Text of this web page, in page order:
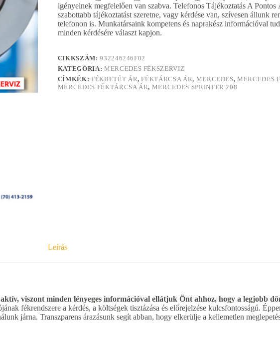
igényeinek megfelelően van szabva. Telefonos Tájékoztatás A
szabottabb tájékoztatást szeretne, vagy kérdése van, szívesen állunk
telefonon is. Munkatársaink kompetens és naprakész információval
minden kérdésére választ kapjon.
CIKKSZÁM:932246246F02
KATEGÓRIA: MERCEDES FÉKSZERVIZ
CÍMKÉK: FÉKBETÉT ÁR,FÉKTÁRCSA ÁR, MERCEDES,MERCEDES
MERCEDES FÉKTÁRCSA ÁR, MERCEDES SPRINTER 208
Leírás
viszont minden lényeges információval ellátjuk Önt ahhoz, hogy a legjobb
fékrendszere a kérdés, a költségek tisztázása és előrejelzése kulcsfontosságú.
járna. Transzparens árazásunk segít abban, hogy elkerülje a kellemetlen